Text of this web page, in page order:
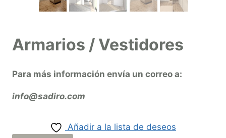
Armarios / Vestidores
Para más información envía un correo a:
info@sadiro.com
Añadir a la lista de deseos